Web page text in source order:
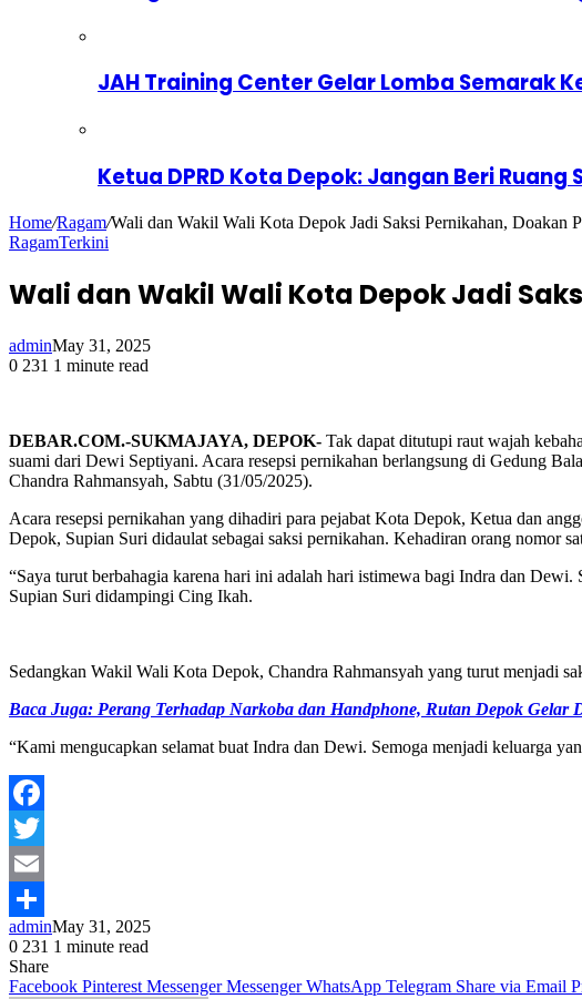
JAH Training Center Gelar Lomba Semarak
Ketua DPRD Kota Depok: Jangan Beri
Home/Ragam/Wali dan Wakil Wali Kota Depok Jadi Saksi Pernikahan, Doakan
RagamTerkini
Wali dan Wakil Wali Kota Depok Jadi
adminMay 31, 2025
0 231 1 minute read
DEBAR.COM.-SUKMAJAYA, DEPOK- Tak dapat ditutupi raut wajah
suami dari Dewi Septiyani. Acara resepsi pernikahan berlangsung di Gedung
Chandra Rahmansyah, Sabtu (31/05/2025).
Acara resepsi pernikahan yang dihadiri para pejabat Kota Depok, Ketua dan
Depok, Supian Suri didaulat sebagai saksi pernikahan. Kehadiran orang nomor
“Saya turut berbahagia karena hari ini adalah hari istimewa bagi Indra dan
Supian Suri didampingi Cing Ikah.
Sedangkan Wakil Wali Kota Depok, Chandra Rahmansyah yang turut menjadi
Baca Juga: Perang Terhadap Narkoba dan Handphone, Rutan Depok Gelar
“Kami mengucapkan selamat buat Indra dan Dewi. Semoga menjadi keluarga
Facebook
Twitter
Email
Share
adminMay 31, 2025
0 231 1 minute read
Share
Facebook Pinterest Messenger Messenger WhatsApp Telegram Share via Email